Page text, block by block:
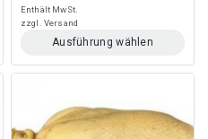
of
Enthält MwSt.
zzgl. Versand
Ausführung wählen
Dieses
mehrere
Varianten